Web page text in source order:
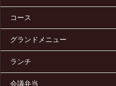
コース
グランドメニュー
ランチ
会議弁当